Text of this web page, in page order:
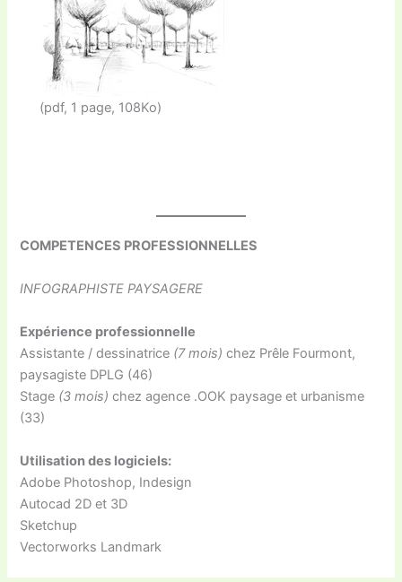
(pdf, 1 page, 108Ko)
COMPETENCES PROFESSIONNELLES
INFOGRAPHISTE PAYSAGERE
Expérience professionnelle
Assistante / dessinatrice (7 mois)chez Prêle Fourmont,
paysagiste DPLG (46)
Stage (3 mois) chez agence .OOK paysage et urbanisme
(33)
Utilisation des logiciels:
Adobe Photoshop, Indesign
Autocad 2D et 3D
Sketchup
Vectorworks Landmark